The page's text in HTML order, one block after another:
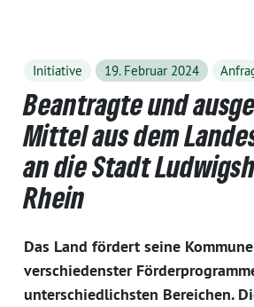
Initiative 19. Februar 2024
Beantragte und
Mittel aus dem
an die Stadt
Rhein
Das Land fördert seine
verschiedenster
unterschiedlichsten Bereichen.